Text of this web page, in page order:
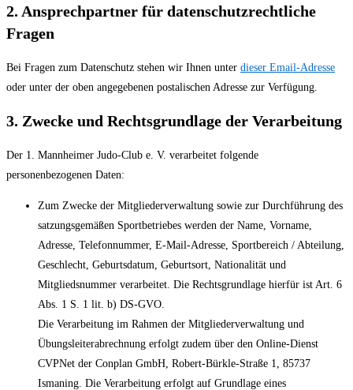
2. Ansprechpartner für datenschutzrechtliche
Fragen
Bei Fragen zum Datenschutz stehen wir Ihnen unter dieser Email-Adresse
oder unter der oben angegebenen postalischen Adresse zur Verfügung.
3. Zwecke und Rechtsgrundlage der Verarbeitung
Der 1. Mannheimer Judo-Club e. V. verarbeitet folgende
personenbezogenen Daten:
Zum Zwecke der Mitgliederverwaltung sowie zur Durchführung des
satzungsgemäßen Sportbetriebes werden der Name, Vorname,
Adresse, Telefonnummer, E-Mail-Adresse, Sportbereich / Abteilung,
Geschlecht, Geburtsdatum, Geburtsort, Nationalität und
Mitgliedsnummer verarbeitet. Die Rechtsgrundlage hierfür ist Art. 6
Abs. 1 S. 1 lit. b) DS-GVO.
Die Verarbeitung im Rahmen der Mitgliederverwaltung und
Übungsleiterabrechnung erfolgt zudem über den Online-Dienst
CVPNet der Conplan GmbH, Robert-Bürkle-Straße 1, 85737
Ismaning. Die Verarbeitung erfolgt auf Grundlage eines